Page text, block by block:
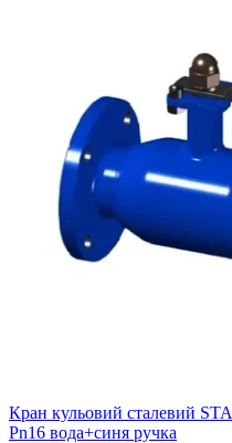
Кран кульовий сталевий
Pn16 вода+синя ручка